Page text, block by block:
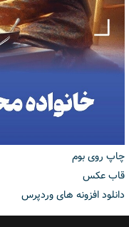
چاپ روی بوم
قاب عکس
دانلود افزونه های وردپرس